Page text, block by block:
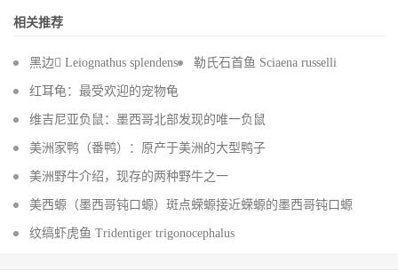
相关推荐
黑边 Leiognathus splendens 勒氏石首鱼 Sciaena russelli
红耳龟：最受欢迎的宠物龟
维吉尼亚负鼠：墨西哥北部发现的唯一负鼠
美洲家鸭（番鸭）：原产于美洲的大型鸭子
美洲野牛介绍，现存的两种野牛之一
美西螈（墨西哥钝口螈）斑点蝾螈接近蝾螈的墨西哥钝口螈
纹缟虾虎鱼 Tridentiger trigonocephalus